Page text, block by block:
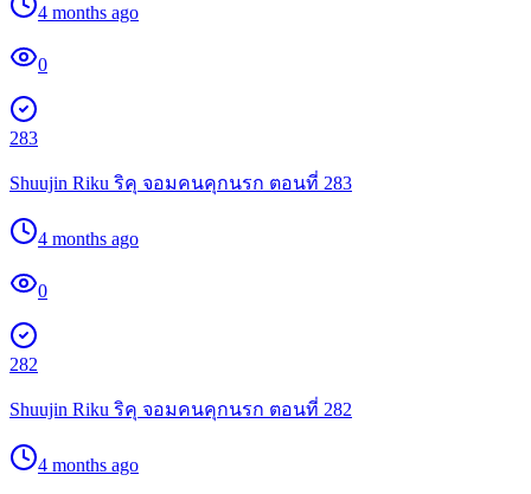
4 months ago
0
283
Shuujin Riku ริคุ จอมคนคุกนรก ตอนที่ 283
4 months ago
0
282
Shuujin Riku ริคุ จอมคนคุกนรก ตอนที่ 282
4 months ago